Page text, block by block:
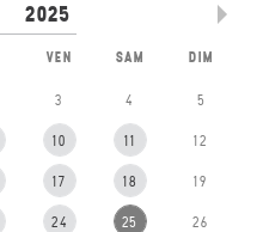
VEN SAM DIM
3 4 5
10 11 12
17 18 19
24 25 26